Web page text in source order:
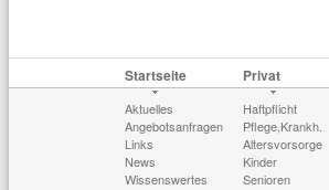
Startseite
Aktuelles
Angebotsanfragen
Links
News
Wissenswertes
Privat
Haftpflicht
Pflege,Krankh.
Altersvorsorge
Kinder
Senioren